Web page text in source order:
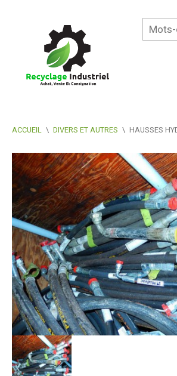
ACCUEIL \ DIVERS ET AUTRES \ HAUSSES